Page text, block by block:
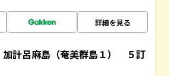
詳細を見る
呂麻島（奄美群島１） ５訂